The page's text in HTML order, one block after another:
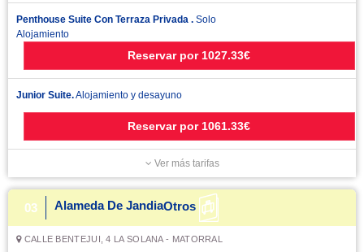
Penthouse Suite Con Terraza Privada . Solo
Alojamiento
Reservar por 1027.33€
Junior Suite.Alojamiento y desayuno
Reservar por 1061.33€
Ver más tarifas
03 Alameda De JandiaOtros
CALLE BENTEJUI, 4 LA SOLANA - MATORRAL